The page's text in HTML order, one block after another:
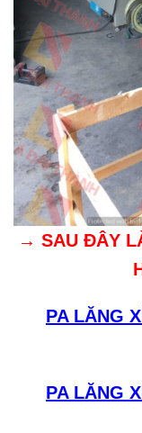
→ SAU ĐÂY
PA LĂNG
PA LĂNG